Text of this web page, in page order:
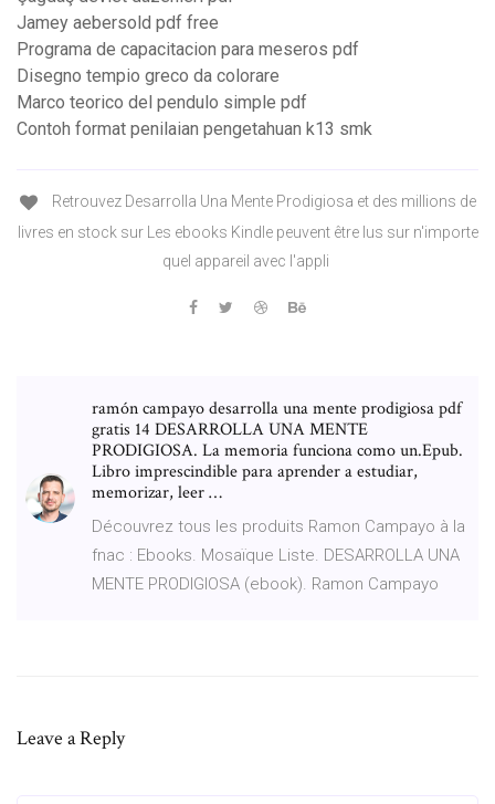
Jamey aebersold pdf free
Programa de capacitacion para meseros pdf
Disegno tempio greco da colorare
Marco teorico del pendulo simple pdf
Contoh format penilaian pengetahuan k13 smk
Retrouvez Desarrolla Una Mente Prodigiosa et des millions de
livres en stock sur Les ebooks Kindle peuvent être lus sur n'importe
quel appareil avec l'appli
ramón campayo desarrolla una mente prodigiosa pdf
gratis 14 DESARROLLA UNA MENTE
PRODIGIOSA. La memoria funciona como un.Epub.
Libro imprescindible para aprender a estudiar,
memorizar, leer …
Découvrez tous les produits Ramon Campayo à la
fnac : Ebooks. Mosaïque Liste. DESARROLLA UNA
MENTE PRODIGIOSA (ebook). Ramon Campayo
Leave a Reply